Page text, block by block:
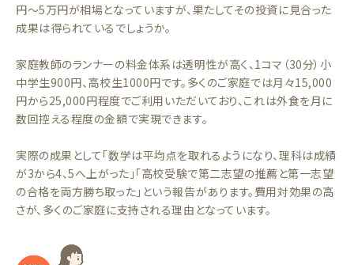
円〜5万円が相場となっていますが、果たしてその投資に見合った
成果は得られているでしょうか。
家庭教師のランナーの料金体系は透明性が高く、1コマ（30分）小
中学生900円、高校生1000円です。多くのご家庭では月々15,000
円から25,000円程度でご利用いただいており、これは外食を月に
数回控える程度の金額で実現できます。
実際の成果として「数学は平均点を取れるようになり、理科は成績
が3から4、5へ上がった」「高校受験で第二志望の推薦と第一志望
の合格を両方勝ち取った」という報告があります。費用対効果の高
さが、多くのご家庭に支持される理由となっています。